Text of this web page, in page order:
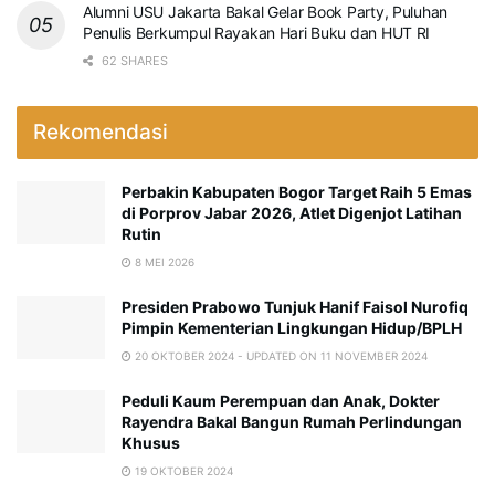
Alumni USU Jakarta Bakal Gelar Book Party, Puluhan
Penulis Berkumpul Rayakan Hari Buku dan HUT RI
62 SHARES
Rekomendasi
Perbakin Kabupaten Bogor Target Raih 5 Emas
di Porprov Jabar 2026, Atlet Digenjot Latihan
Rutin
8 MEI 2026
Presiden Prabowo Tunjuk Hanif Faisol Nurofiq
Pimpin Kementerian Lingkungan Hidup/BPLH
20 OKTOBER 2024 - UPDATED ON 11 NOVEMBER 2024
Peduli Kaum Perempuan dan Anak, Dokter
Rayendra Bakal Bangun Rumah Perlindungan
Khusus
19 OKTOBER 2024